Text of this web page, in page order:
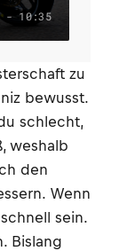
- 10:35
zu
bewusst.
schlecht,
weshalb
den
Wenn
sein.
Bislang